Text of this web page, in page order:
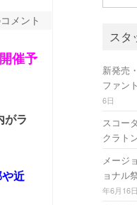
メント
催予
がラ
近
索:
スタ
新発売
ファン
6日
スコー
クラト
メージ
ョナル
年6月16日